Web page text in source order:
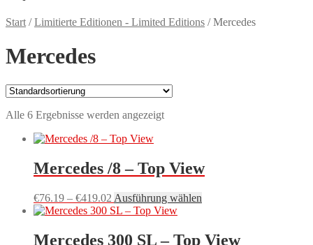
Start /Limitierte Editionen - Limited Editions /Mercedes
Mercedes
Alle 6 Ergebnisse werden angezeigt
Mercedes /8 – Top View
€76.19 – €419.02 Preisspanne:
€76.19
€419.02
Ausführung wählen
mehrere
Mercedes 300 SL – Top View